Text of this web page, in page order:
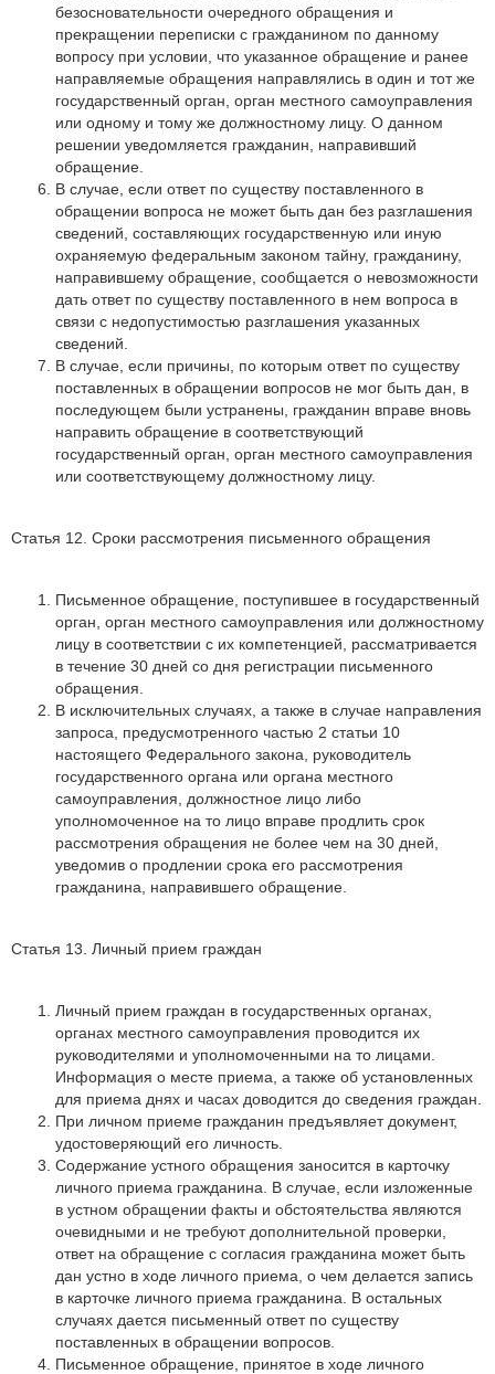
безосновательности очередного обращения и
прекращении переписки с гражданином по данному
вопросу при условии, что указанное обращение и ранее
направляемые обращения направлялись в один и тот же
государственный орган, орган местного самоуправления
или одному и тому же должностному лицу. О данном
решении уведомляется гражданин, направивший
обращение.
В случае, если ответ по существу поставленного в
обращении вопроса не может быть дан без разглашения
сведений, составляющих государственную или иную
охраняемую федеральным законом тайну, гражданину,
направившему обращение, сообщается о невозможности
дать ответ по существу поставленного в нем вопроса в
связи с недопустимостью разглашения указанных
сведений.
В случае, если причины, по которым ответ по существу
поставленных в обращении вопросов не мог быть дан, в
последующем были устранены, гражданин вправе вновь
направить обращение в соответствующий
государственный орган, орган местного самоуправления
или соответствующему должностному лицу.
Статья 12. Сроки рассмотрения письменного обращения
Письменное обращение, поступившее в государственный
орган, орган местного самоуправления или должностному
лицу в соответствии с их компетенцией, рассматривается
в течение 30 дней со дня регистрации письменного
обращения.
В исключительных случаях, а также в случае направления
запроса, предусмотренного частью 2 статьи 10
настоящего Федерального закона, руководитель
государственного органа или органа местного
самоуправления, должностное лицо либо
уполномоченное на то лицо вправе продлить срок
рассмотрения обращения не более чем на 30 дней,
уведомив о продлении срока его рассмотрения
гражданина, направившего обращение.
Статья 13. Личный прием граждан
Личный прием граждан в государственных органах,
органах местного самоуправления проводится их
руководителями и уполномоченными на то лицами.
Информация о месте приема, а также об установленных
для приема днях и часах доводится до сведения граждан.
При личном приеме гражданин предъявляет документ,
удостоверяющий его личность.
Содержание устного обращения заносится в карточку
личного приема гражданина. В случае, если изложенные
в устном обращении факты и обстоятельства являются
очевидными и не требуют дополнительной проверки,
ответ на обращение с согласия гражданина может быть
дан устно в ходе личного приема, о чем делается запись
в карточке личного приема гражданина. В остальных
случаях дается письменный ответ по существу
поставленных в обращении вопросов.
Письменное обращение, принятое в ходе личного